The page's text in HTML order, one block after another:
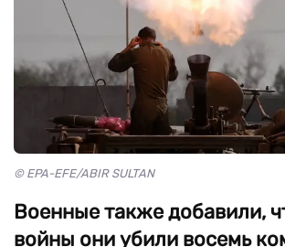
© EPA-EFE/ABIR SULTAN
Военные также добавили,
войны они убили восемь